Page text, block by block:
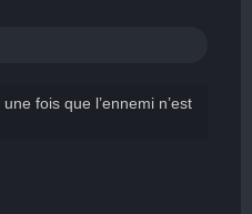
fois que l’ennemi n’est